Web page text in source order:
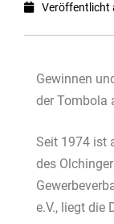
Veröffentlicht
Gewinnen
der Tombola
Seit 1974 ist
des
e.V., liegt die